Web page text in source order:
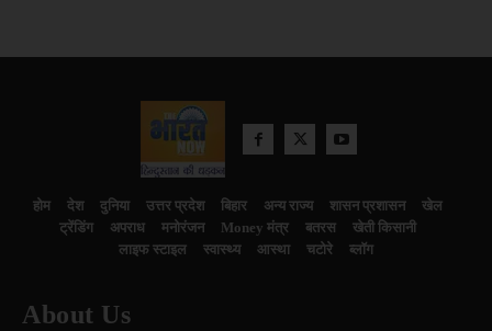
होम देश दुनिया उत्तर प्रदेश बिहार अन्य राज्य शासन प्रशासन
खेल
ट्रेंडिंग
अपराध मनोरंजन Money मंत्र बतरस
खेती किसानी
लाइफ स्टाइल
स्वास्थ्य आस्था चटोरे ब्लॉग
About Us